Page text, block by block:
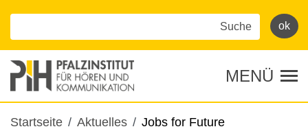
MENÜ
Pfadnavigation
Startseite Aktuelles Jobs for Future